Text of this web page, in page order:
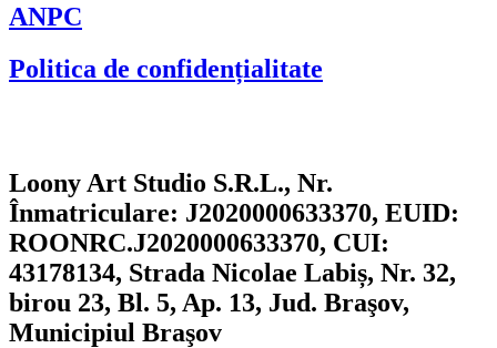
ANPC
Politica de confidențialitate
Loony Art Studio S.R.L., Nr.
Înmatriculare: J2020000633370, EUID:
ROONRC.J2020000633370, CUI:
43178134, Strada Nicolae Labiș, Nr. 32,
birou 23, Bl. 5, Ap. 13, Jud. Braşov,
Municipiul Braşov